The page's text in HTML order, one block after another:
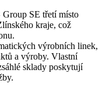
SE třetí místo
kraje, což
výrobních linek,
a výroby. Vlastní
sklady poskytují